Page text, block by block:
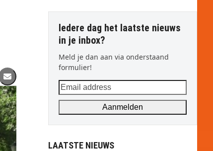
Iedere dag het laatste nieuws
in je inbox?
Meld je dan aan via onderstaand
formulier!
Email
address
Aanmelden
LAATSTE NIEUWS